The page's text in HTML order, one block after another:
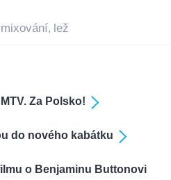
mixování, lež
Za Polsko!
do nového kabátku
o Benjaminu Buttonovi